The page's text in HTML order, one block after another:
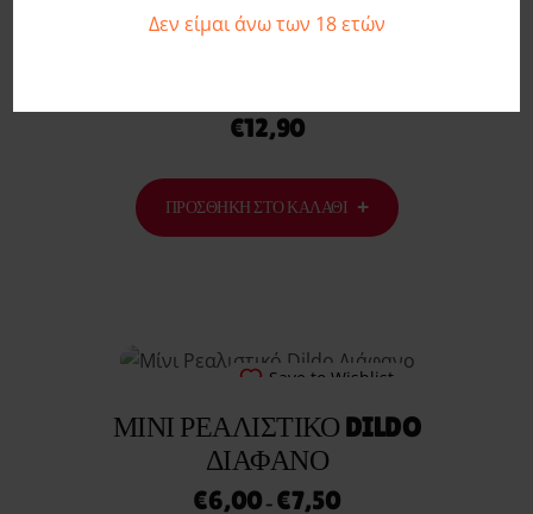
Δεν είμαι άνω των 18 ετών
Save to Wishlist
€12,90
ΠΡΟΣΘΉΚΗ ΣΤΟ ΚΑΛΆΘΙ
Save to Wishlist
ΜΊΝΙ ΡΕΑΛΙΣΤΙΚΌ DILDO
ΔΙΆΦΑΝΟ
€6,00 – €7,50